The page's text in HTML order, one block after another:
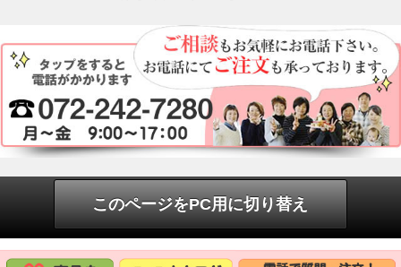
このページをPC用に切り替え